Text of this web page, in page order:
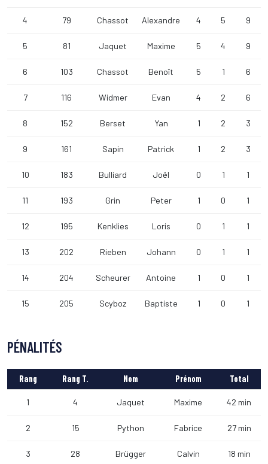
4 79 Chassot Alexandre 4 5 9
5 81 Jaquet Maxime 5 4 9
6 103 Chassot Benoît 5 1 6
7 116 Widmer Evan 4 2 6
8 152 Berset Yan 1 2 3
9 161 Sapin Patrick 1 2 3
10 183 Bulliard Joël 0 1 1
11 193 Grin Peter 1 0 1
12 195 Kenklies Loris 0 1 1
13 202 Rieben Johann 0 1 1
14 204 Scheurer Antoine 1 0 1
15 205 Scyboz Baptiste 1 0 1
PÉNALITÉS
Rang Rang T. Nom Prénom Total
1 4 Jaquet Maxime 42 min
2 15 Python Fabrice 27 min
3 28 Brügger Calvin 18 min